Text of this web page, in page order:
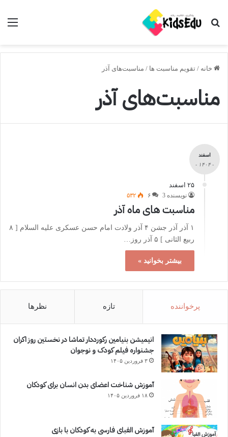
جستجو برای
خانه / تقویم مناسبت ها / مناسبت‌های آذر
مناسبت‌های آذر
اسفند
- ۱۴۰۴ -
۲۵ اسفند
نویسنده 3 ۶ ۵۳۲
مناسبت های ماه آذر
۱ آذر آذر جشن ۴ آذر ولادت امام حسن عسکری علیه السلام [ ٨
ربیع الثانی ] ۵ آذر روز…
بیشتر بخوانید »
پرخواننده تازه نظرها
انیمیشن بنیامین رکورددار تماشا در نخستین روز اکران‌
جشنواره فیلم کودک و نوجوان
۳ فروردین ۱۴۰۵
آموزش شناخت اعضای بدن انسان برای کودکان
۱۸ فروردین ۱۴۰۵
آموزش الفبای فارسی به کودکان با بازی